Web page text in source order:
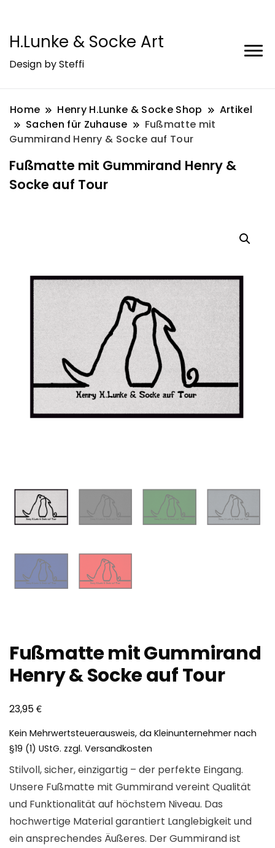
H.Lunke & Socke Art
Design by Steffi
Home Henry H.Lunke & Socke Shop
Artikel
Sachen für Zuhause
Fußmatte mit
Gummirand Henry & Socke auf Tour
Fußmatte mit Gummirand Henry &
Socke auf Tour
Fußmatte mit Gummirand
Henry & Socke auf Tour
23,95€
Kein Mehrwertsteuerausweis, da Kleinunternehmer nach
§19 (1) UStG. zzgl. Versandkosten
Stilvoll, sicher, einzigartig – der perfekte Eingang.
Unsere Fußmatte mit Gummirand vereint Qualität
und Funktionalität auf höchstem Niveau. Das
hochwertige Material garantiert Langlebigkeit und
ein ansprechendes Äußeres. Der Gummirand ist